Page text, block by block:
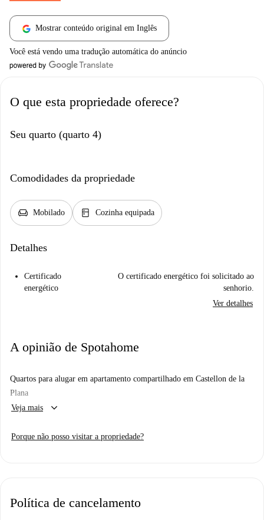
Mostrar conteúdo original em Inglês
Você está vendo uma tradução automática do anúncio
O que esta propriedade oferece?
Seu quarto (quarto 4)
Comodidades da propriedade
chair Mobilado kitchen Cozinha equipada
Detalhes
Certificado
energético
O certificado energético foi solicitado ao
senhorio.
Ver detalhes
A opinião de Spotahome
Quartos para alugar em apartamento compartilhado em Castellon de la
Plana
Veja mais
keyboard_arrow_down
Porque não posso visitar a propriedade?
Política de cancelamento